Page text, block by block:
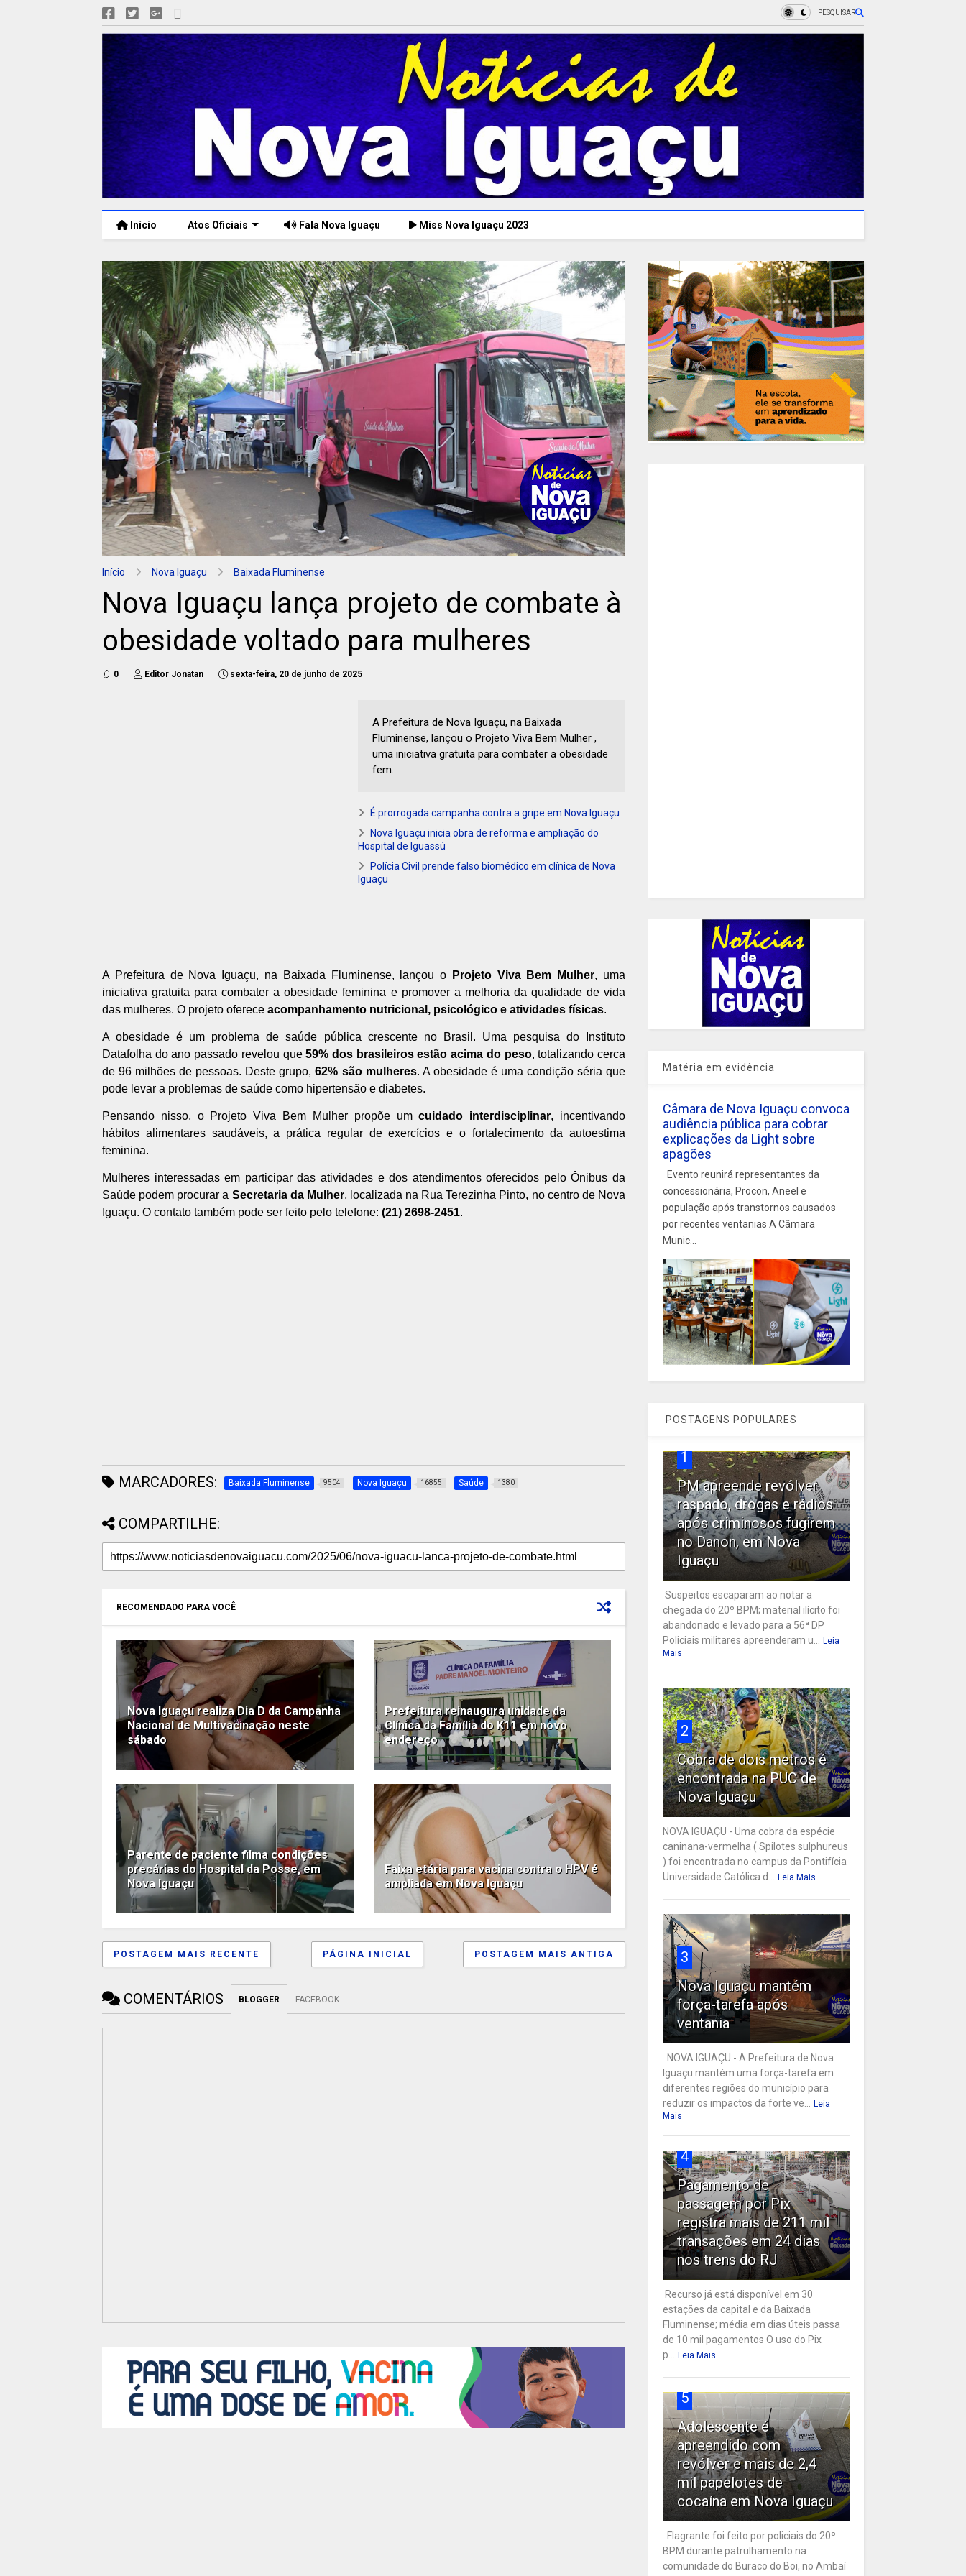
PESQUISAR
Início Atos Oficiais Fala Nova Iguaçu Miss Nova Iguaçu 2023
Início Nova Iguaçu Baixada Fluminense
Nova Iguaçu lança projeto de combate à
obesidade voltado para mulheres
0 Editor Jonatan sexta-feira, 20 de junho de 2025
A Prefeitura de Nova Iguaçu, na Baixada
Fluminense, lançou o Projeto Viva Bem Mulher ,
uma iniciativa gratuita para combater a obesidade
fem...
É prorrogada campanha contra a gripe em Nova Iguaçu
Nova Iguaçu inicia obra de reforma e ampliação do
Hospital de Iguassú
Polícia Civil prende falso biomédico em clínica de Nova
Iguaçu
A Prefeitura de Nova Iguaçu, na Baixada Fluminense, lançou o Projeto Viva Bem Mulher, uma
iniciativa gratuita para combater a obesidade feminina e promover a melhoria da qualidade de vida
das mulheres. O projeto oferece acompanhamento nutricional, psicológico e atividades físicas.
A obesidade é um problema de saúde pública crescente no Brasil. Uma pesquisa do Instituto
Datafolha do ano passado revelou que59% dos brasileiros estão acima do peso, totalizando cerca
de 96 milhões de pessoas. Deste grupo,62% são mulheres. A obesidade é uma condição séria que
pode levar a problemas de saúde como hipertensão e diabetes.
Pensando nisso, o Projeto Viva Bem Mulher propõe umcuidado interdisciplinar, incentivando
hábitos alimentares saudáveis, a prática regular de exercícios e o fortalecimento da autoestima
feminina.
Mulheres interessadas em participar das atividades e dos atendimentos oferecidos pelo Ônibus da
Saúde podem procurar a Secretaria da Mulher, localizada na Rua Terezinha Pinto, no centro de Nova
Iguaçu. O contato também pode ser feito pelo telefone: (21) 2698-2451.
MARCADORES: Baixada Fluminense 9504 Nova Iguaçu 16855 Saúde 1380
COMPARTILHE:
RECOMENDADO PARA VOCÊ
Nova Iguaçu realiza Dia D da Campanha
Nacional de Multivacinação neste
sábado
Prefeitura reinaugura unidade da
Clínica da Família do K11 em novo
endereço
Parente de paciente filma condições
precárias do Hospital da Posse, em
Nova Iguaçu
Faixa etária para vacina contra o HPV é
ampliada em Nova Iguaçu
POSTAGEM MAIS RECENTE POSTAGEM MAIS ANTIGA
PÁGINA INICIAL
COMENTÁRIOS BLOGGER FACEBOOK
Matéria em evidência
Câmara de Nova Iguaçu convoca
audiência pública para cobrar
explicações da Light sobre
apagões
Evento reunirá representantes da
concessionária, Procon, Aneel e
população após transtornos causados
por recentes ventanias A Câmara
Munic...
POSTAGENS POPULARES
1
PM apreende revólver
raspado, drogas e rádios
após criminosos fugirem
no Danon, em Nova
Iguaçu
Suspeitos escaparam ao notar a
chegada do 20º BPM; material ilícito foi
abandonado e levado para a 56ª DP
Policiais militares apreenderam u...
Leia
Mais
2
Cobra de dois metros é
encontrada na PUC de
Nova Iguaçu
NOVA IGUAÇU - Uma cobra da espécie
caninana-vermelha ( Spilotes sulphureus
) foi encontrada no campus da Pontifícia
Universidade Católica d...
Leia Mais
3
Nova Iguaçu mantém
força-tarefa após
ventania
NOVA IGUAÇU - A Prefeitura de Nova
Iguaçu mantém uma força-tarefa em
diferentes regiões do município para
reduzir os impactos da forte ve...
Leia
Mais
4
Pagamento de
passagem por Pix
registra mais de 211 mil
transações em 24 dias
nos trens do RJ
Recurso já está disponível em 30
estações da capital e da Baixada
Fluminense; média em dias úteis passa
de 10 mil pagamentos O uso do Pix
p...
Leia Mais
5
Adolescente é
apreendido com
revólver e mais de 2,4
mil papelotes de
cocaína em Nova Iguaçu
Flagrante foi feito por policiais do 20º
BPM durante patrulhamento na
comunidade do Buraco do Boi, no Ambaí